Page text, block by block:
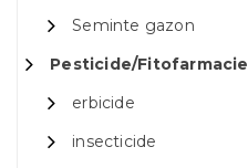
Seminte gazon
Pesticide/Fitofarmacie
erbicide
insecticide